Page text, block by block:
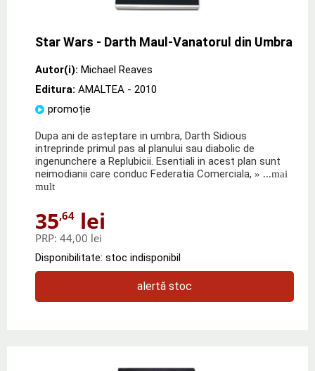
Star Wars - Darth Maul-Vanatorul din Umbra
Autor(i): Michael Reaves
Editura: AMALTEA - 2010
promoție
Dupa ani de asteptare in umbra, Darth Sidious
intreprinde primul pas al planului sau diabolic de
ingenunchere a Replubicii. Esentiali in acest plan sunt
neimodianii care conduc Federatia Comerciala, » ...mai
mult
35,64 lei
PRP: 44,00 lei
Disponibilitate: stoc indisponibil
alertă stoc